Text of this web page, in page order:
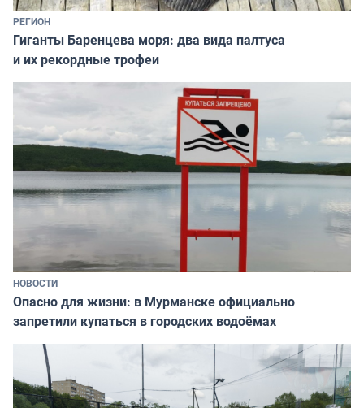
РЕГИОН
Гиганты Баренцева моря: два вида палтуса
и их рекордные трофеи
НОВОСТИ
Опасно для жизни: в Мурманске официально
запретили купаться в городских водоёмах